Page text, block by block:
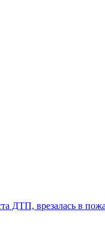
ДТП, врезалась в